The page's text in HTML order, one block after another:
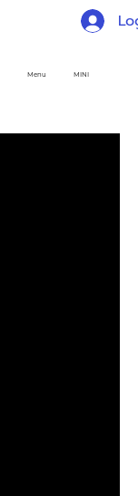
Menu MINI